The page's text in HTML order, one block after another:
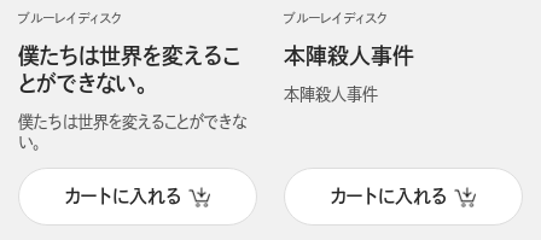
ブルーレイディスク
僕たちは世界を変えるこ
とができない。
僕たちは世界を変えることができな
い。
カートに入れる
ブルーレイディスク
本陣殺人事件
本陣殺人事件
カートに入れる